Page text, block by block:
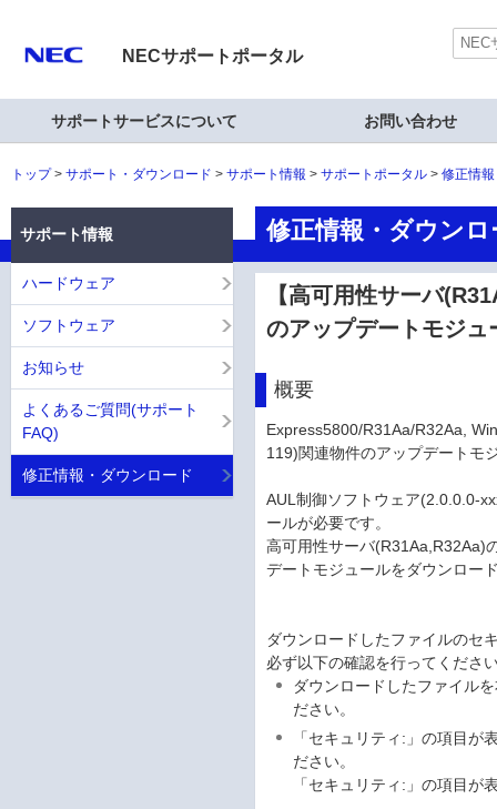
NECサポートポータル
サポートサービスについて お問い合わせ
トップ サポート・ダウンロード サポート情報 サポートポータル 修正情
修正情報・ダウンロ
【高可用性サーバ
のアップデートモジュ
概要
Express5800/R31Aa/R32Aa,
119)関連物件のアップデートモ
AUL制御ソフトウェア(2.0.0.0-
ールが必要です。
高可用性サーバ(R31Aa,R32Aa)
デートモジュールをダウンロー
ダウンロードしたファイルのセ
必ず以下の確認を行ってくださ
ダウンロードしたファイル
ださい。
「セキュリティ:」の項目
ださい。
「セキュリティ:」の項目が
サポート情報
ハードウェア
ソフトウェア
お知らせ
よくあるご質問(サポート
FAQ)
修正情報・ダウンロード